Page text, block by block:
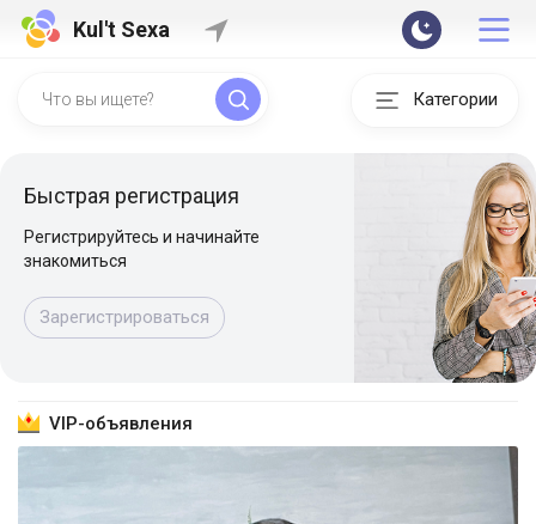
Kul't Sexa
Категории
Быстрая регистрация
Регистрируйтесь и начинайте
знакомиться
Зарегистрироваться
VIP-объявления